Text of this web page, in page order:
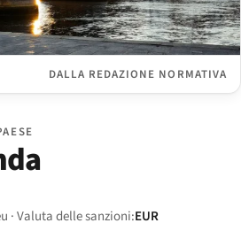
DALLA REDAZIONE NORMATIVA
· Valuta delle sanzioni:EUR